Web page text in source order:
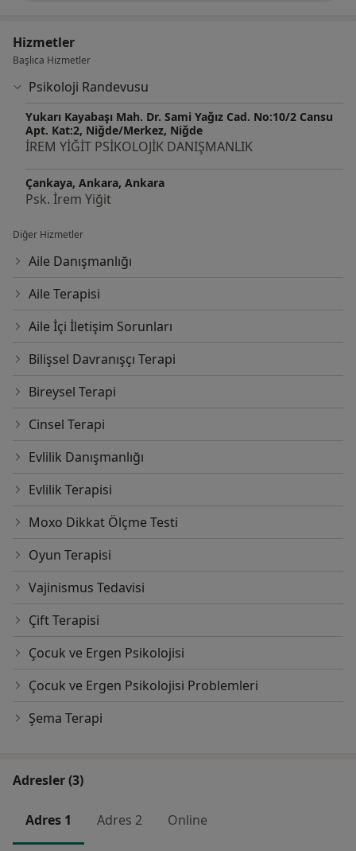
Hizmetler
Başlıca Hizmetler
Psikoloji Randevusu
Yukarı Kayabaşı Mah. Dr. Sami Yağız Cad. No:10/2 Cansu
Apt. Kat:2, Niğde/Merkez, Niğde
İREM YİĞİT PSİKOLOJİK DANIŞMANLIK
Çankaya, Ankara, Ankara
Psk. İrem Yiğit
Diğer Hizmetler
Aile Danışmanlığı
Aile Terapisi
Aile İçi İletişim Sorunları
Bilişsel Davranışçı Terapi
Bireysel Terapi
Cinsel Terapi
Evlilik Danışmanlığı
Evlilik Terapisi
Moxo Dikkat Ölçme Testi
Oyun Terapisi
Vajinismus Tedavisi
Çift Terapisi
Çocuk ve Ergen Psikolojisi
Çocuk ve Ergen Psikolojisi Problemleri
Şema Terapi
Adresler (3)
Adres 1 Adres 2 Online